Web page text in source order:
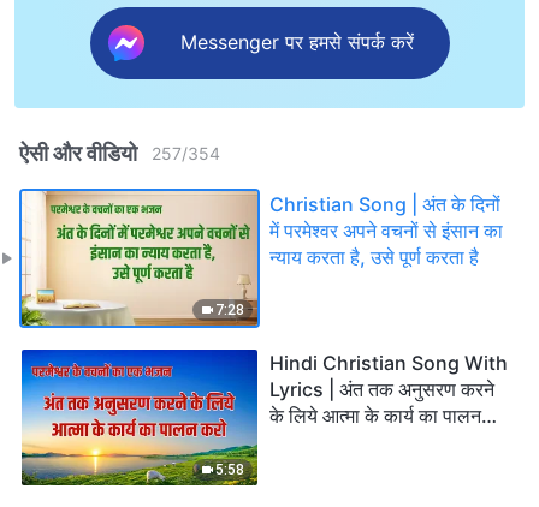
Messenger पर हमसे संपर्क करें
ऐसी और वीडियो 257/354
7:28
Christian Song | अंत के दिनों
में परमेश्वर अपने वचनों से इंसान का
न्याय करता है, उसे पूर्ण करता है
5:58
Hindi Christian Song With
Lyrics | अंत तक अनुसरण करने
के लिये आत्मा के कार्य का पालन